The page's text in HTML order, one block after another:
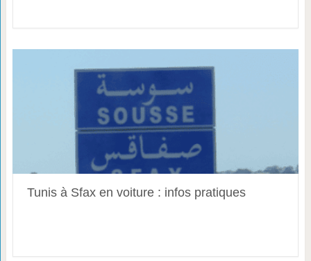
Tunis à Sfax en voiture : infos pratiques